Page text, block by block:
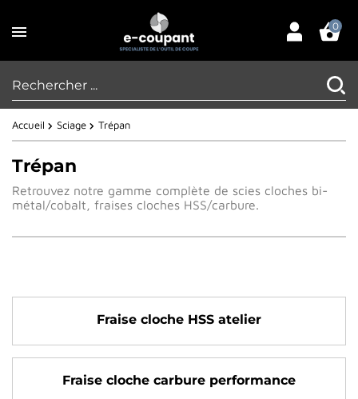
0
Accueil Sciage Trépan
Trépan
Retrouvez notre gamme complète de scies cloches bi-
métal/cobalt, fraises cloches HSS/carbure.
Fraise cloche HSS atelier
Fraise cloche carbure performance